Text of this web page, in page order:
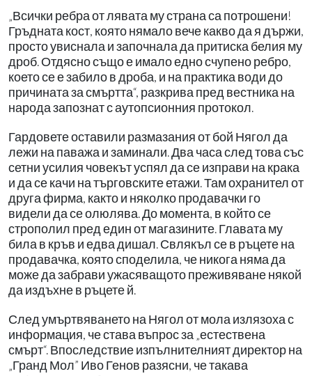
„Всички ребра от лявата му страна са потрошени!
Гръдната кост, която нямало вече какво да я държи,
просто увиснала и започнала да притиска белия му
дроб. Отдясно също е имало едно счупено ребро,
което се е забило в дроба, и на практика води до
причината за смъртта“, разкрива пред вестника на
народа запознат с аутопсионния протокол.
Гардовете оставили размазания от бой Нягол да
лежи на паважа и заминали. Два часа след това със
сетни усилия човекът успял да се изправи на крака
и да се качи на търговските етажи. Там охранител от
друга фирма, както и няколко продавачки го
видели да се олюлява. До момента, в който се
строполил пред един от магазините. Главата му
била в кръв и едва дишал. Свлякъл се в ръцете на
продавачка, която споделила, че никога няма да
може да забрави ужасяващото преживяване някой
да издъхне в ръцете й.
След умъртвяването на Нягол от мола излязоха с
информация, че става въпрос за „естествена
смърт“. Впоследствие изпълнителният директор на
„Гранд Мол” Иво Генов разясни, че такава